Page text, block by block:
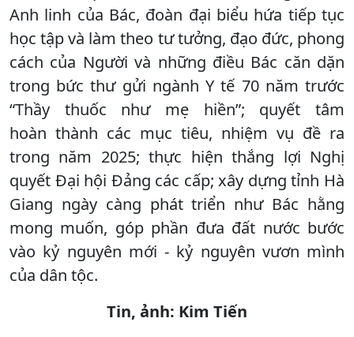
Anh linh của Bác, đoàn đại biểu hứa tiếp tục
học tập và làm theo tư tưởng, đạo đức, phong
cách của Người và những điều Bác căn dặn
trong bức thư gửi ngành Y tế 70 năm trước
“Thầy thuốc như mẹ hiền”; quyết tâm
hoàn thành các mục tiêu, nhiệm vụ đề ra
trong năm 2025; thực hiện thắng lợi Nghị
quyết Đại hội Đảng các cấp; xây dựng tỉnh Hà
Giang ngày càng phát triển như Bác hằng
mong muốn, góp phần đưa đất nước bước
vào kỷ nguyên mới - kỷ nguyên vươn mình
của dân tộc.
Tin, ảnh: Kim Tiến